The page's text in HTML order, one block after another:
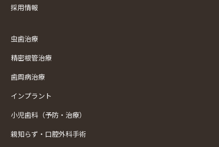
採用情報
虫歯治療
精密根管治療
歯周病治療
インプラント
小児歯科（予防・治療）
親知らず・口腔外科手術